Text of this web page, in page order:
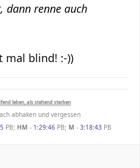
dann renne auch
mal blind! :-))
leben, als stehend sterben
abhaken und vergessen
PB; HM - 1:29:46 PB; M - 3:18:43 PB